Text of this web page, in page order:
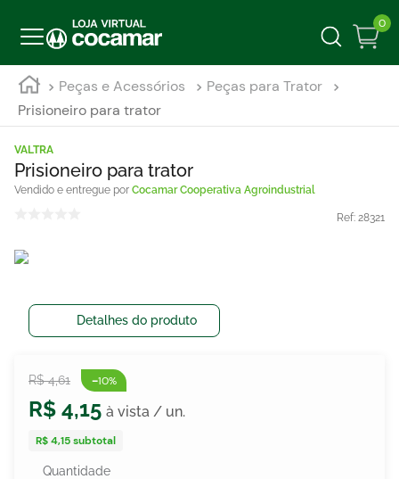
0
Peças e Acessórios
Peças para Trator
Prisioneiro para trator
VALTRA
Prisioneiro para trator
Cocamar Cooperativa Agroindustrial
Ref: 28321
Detalhes do produto
R$ 4,61 -10%
R$ 4,15
R$ 4,15subtotal
Quantidade